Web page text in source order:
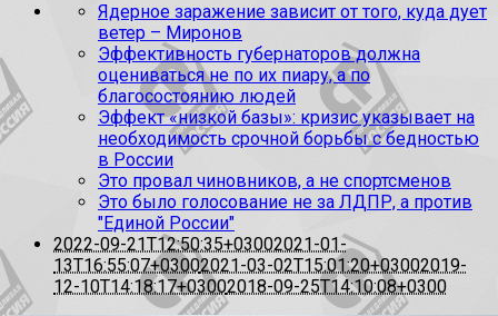
Ядерное заражение зависит от того, куда дует
ветер – Миронов
Эффективность губернаторов должна
оцениваться не по их пиару, а по
благосостоянию людей
Эффект «низкой базы»: кризис указывает на
необходимость срочной борьбы с бедностью
в России
Это провал чиновников, а не спортсменов
Это было голосование не за ЛДПР, а против
"Единой России"
2022-09-21T12:50:35+03002021-01-
13T16:55:07+03002021-03-02T15:01:20+03002019-
12-10T14:18:17+03002018-09-25T14:10:08+0300